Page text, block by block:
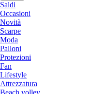
Saldi
Occasioni
Novità
Scarpe
Moda
Palloni
Protezioni
Fan
Lifestyle
Attrezzatura